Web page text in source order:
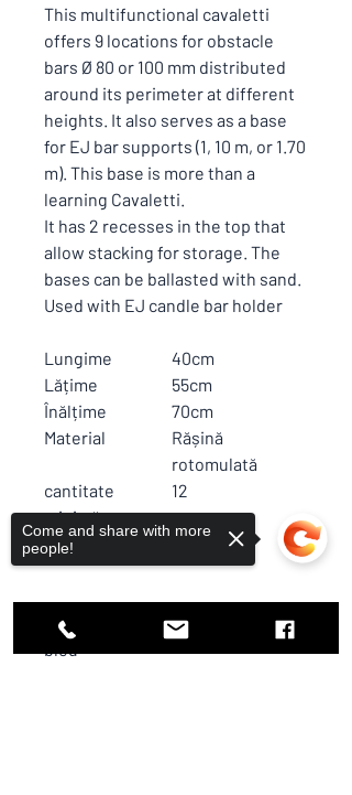
This multifunctional cavaletti
offers 9 locations for obstacle
bars Ø 80 or 100 mm distributed
around its perimeter at different
heights. It also serves as a base
for EJ bar supports (1, 10 m, or 1.70
m). This base is more than a
learning Cavaletti.
It has 2 recesses in the top that
allow stacking for storage. The
bases can be ballasted with sand.
Used with EJ candle bar holder
Lungime
40cm
Lățime
55cm
Înălțime
70cm
Material
Rășină
rotomulată
cantitate
minimă
12
Ambalaj fară
Culori disponibile :
bleu
Come and share with more
people!